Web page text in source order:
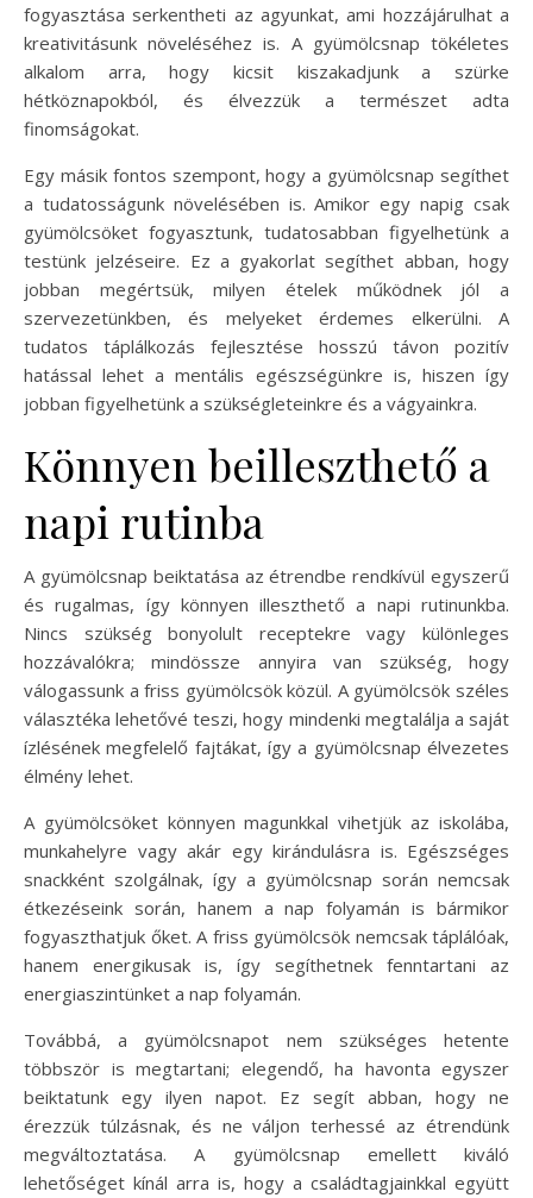
fogyasztása serkentheti az agyunkat, ami hozzájárulhat a
kreativitásunk növeléséhez is. A gyümölcsnap tökéletes
alkalom arra, hogy kicsit kiszakadjunk a szürke
hétköznapokból, és élvezzük a természet adta
finomságokat.
Egy másik fontos szempont, hogy a gyümölcsnap segíthet
a tudatosságunk növelésében is. Amikor egy napig csak
gyümölcsöket fogyasztunk, tudatosabban figyelhetünk a
testünk jelzéseire. Ez a gyakorlat segíthet abban, hogy
jobban megértsük, milyen ételek működnek jól a
szervezetünkben, és melyeket érdemes elkerülni. A
tudatos táplálkozás fejlesztése hosszú távon pozitív
hatással lehet a mentális egészségünkre is, hiszen így
jobban figyelhetünk a szükségleteinkre és a vágyainkra.
Könnyen beilleszthető a
napi rutinba
A gyümölcsnap beiktatása az étrendbe rendkívül egyszerű
és rugalmas, így könnyen illeszthető a napi rutinunkba.
Nincs szükség bonyolult receptekre vagy különleges
hozzávalókra; mindössze annyira van szükség, hogy
válogassunk a friss gyümölcsök közül. A gyümölcsök széles
választéka lehetővé teszi, hogy mindenki megtalálja a saját
ízlésének megfelelő fajtákat, így a gyümölcsnap élvezetes
élmény lehet.
A gyümölcsöket könnyen magunkkal vihetjük az iskolába,
munkahelyre vagy akár egy kirándulásra is. Egészséges
snackként szolgálnak, így a gyümölcsnap során nemcsak
étkezéseink során, hanem a nap folyamán is bármikor
fogyaszthatjuk őket. A friss gyümölcsök nemcsak táplálóak,
hanem energikusak is, így segíthetnek fenntartani az
energiaszintünket a nap folyamán.
Továbbá, a gyümölcsnapot nem szükséges hetente
többször is megtartani; elegendő, ha havonta egyszer
beiktatunk egy ilyen napot. Ez segít abban, hogy ne
érezzük túlzásnak, és ne váljon terhessé az étrendünk
megváltoztatása. A gyümölcsnap emellett kiváló
lehetőséget kínál arra is, hogy a családtagjainkkal együtt